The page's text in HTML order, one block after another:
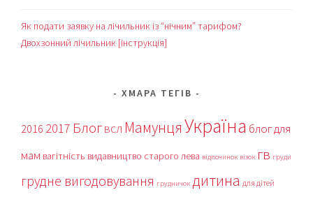
Як подати заявку на лічильник із “нічним” тарифом?
Двохзонний лічильник [інструкція]
ХМАРА ТЕГІВ
2016 2017 Блог ВСЛ МамунцяУкраїна блог для
мам вагітність видавництво старого лева відпочинок візок гв груди
грудне вигодовування грудничок дитина для дітей